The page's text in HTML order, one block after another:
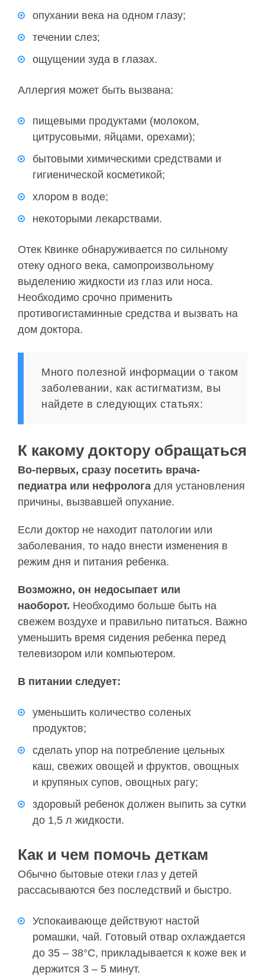
опухании века на одном глазу;
течении слез;
ощущении зуда в глазах.
Аллергия может быть вызвана:
пищевыми продуктами (молоком,
цитрусовыми, яйцами, орехами);
бытовыми химическими средствами и
гигиенической косметикой;
хлором в воде;
некоторыми лекарствами.
Отек Квинке обнаруживается по сильному
отеку одного века, самопроизвольному
выделению жидкости из глаз или носа.
Необходимо срочно применить
противогистаминные средства и вызвать на
дом доктора.
Много полезной информации о таком
заболевании, как астигматизм, вы
найдете в следующих статьях:
К какому доктору обращаться
Во-первых, сразу посетить врача-
педиатра или нефролога для установления
причины, вызвавшей опухание.
Если доктор не находит патологии или
заболевания, то надо внести изменения в
режим дня и питания ребенка.
Возможно, он недосыпает или
наоборот. Необходимо больше быть на
свежем воздухе и правильно питаться. Важно
уменьшить время сидения ребенка перед
телевизором или компьютером.
В питании следует:
уменьшить количество соленых
продуктов;
сделать упор на потребление цельных
каш, свежих овощей и фруктов, овощных
и крупяных супов, овощных рагу;
здоровый ребенок должен выпить за сутки
до 1,5 л жидкости.
Как и чем помочь деткам
Обычно бытовые отеки глаз у детей
рассасываются без последствий и быстро.
Успокаивающе действуют настой
ромашки, чай. Готовый отвар охлаждается
до 35 – 38°С, прикладывается к коже век и
держится 3 – 5 минут.